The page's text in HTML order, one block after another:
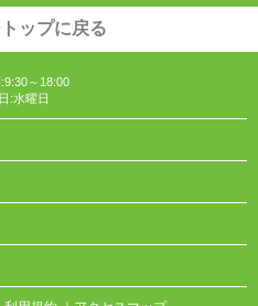
ップに戻る
～18:00
:水曜日